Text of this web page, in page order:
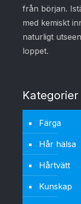
från början.
med kemiskt
naturligt
loppet.
Kategorier
Färga
Hår hälsa
Hårtvätt
Kunskap